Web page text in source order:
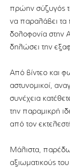
πρώην σύζυγός
να παραλάβει τα
δολοφονία στην
δηλώσει την
Από βίντεο και
αστυνομικοί,
συνέχεια
την παραμικρή
από τον
Μάλιστα,
αξιωματικούς